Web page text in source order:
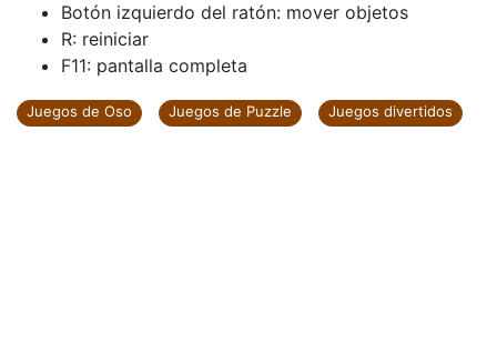
Botón izquierdo del ratón: mover objetos
R: reiniciar
F11: pantalla completa
Juegos de Oso Juegos de Puzzle Juegos divertidos